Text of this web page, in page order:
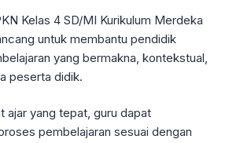
Kelas 4 SD/MI Kurikulum Merdeka
untuk membantu pendidik
yang bermakna, kontekstual,
peserta didik.
ajar yang tepat, guru dapat
pembelajaran sesuai dengan